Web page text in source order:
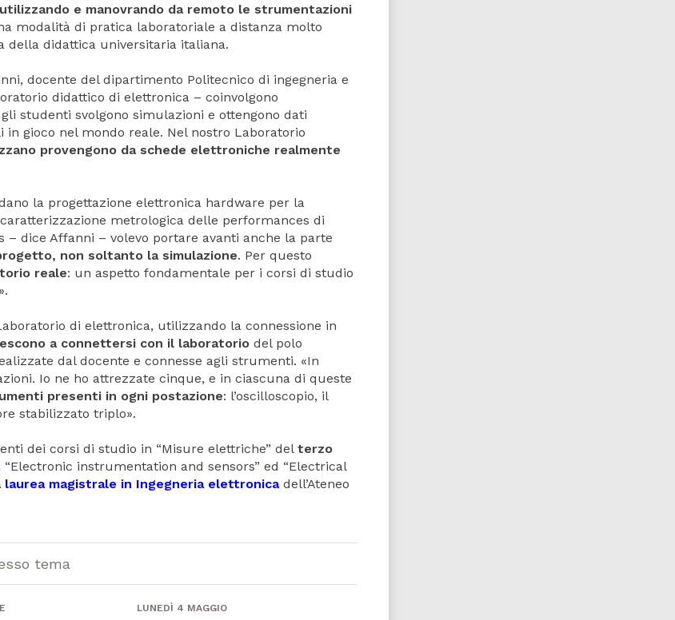
utilizzando e manovrando da remoto le strumentazioni
modalità di pratica laboratoriale a distanza molto
della didattica universitaria italiana.
docente del dipartimento Politecnico di ingegneria e
didattico di elettronica – coinvolgono
studenti svolgono simulazioni e ottengono dati
gioco nel mondo reale. Nel nostro Laboratorio
provengono da schede elettroniche realmente
la progettazione elettronica hardware per la
metrologica delle performances di
dice Affanni – volevo portare avanti anche la parte
non soltanto la simulazione. Per questo
reale: un aspetto fondamentale per i corsi di studio
di elettronica, utilizzando la connessione in
a connettersi con il laboratorio del polo
dal docente e connesse agli strumenti. «In
Io ne ho attrezzate cinque, e in ciascuna di queste
presenti in ogni postazione: l’oscilloscopio, il
stabilizzato triplo».
dei corsi di studio in “Misure elettriche” del terzo
instrumentation and sensors” ed “Electrical
laurea magistrale in Ingegneria elettronicadell’Ateneo
tema
LUNEDÌ 4 MAGGIO